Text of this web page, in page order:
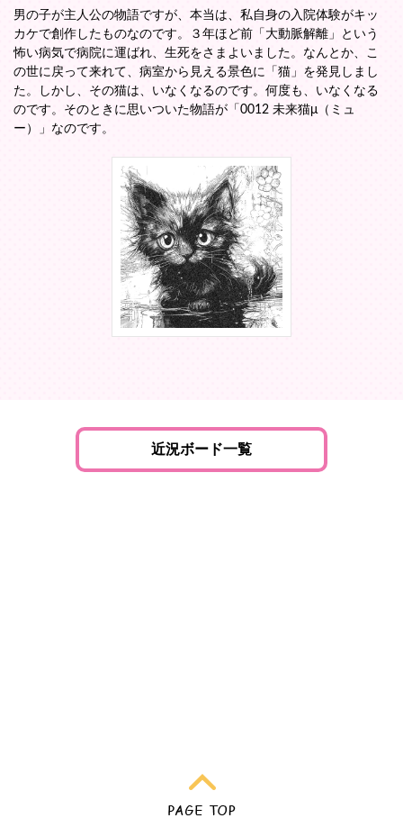
男の子が主人公の物語ですが、本当は、私自身の入院体験がキッ
カケで創作したものなのです。３年ほど前「大動脈解離」という
怖い病気で病院に運ばれ、生死をさまよいました。なんとか、こ
の世に戻って来れて、病室から見える景色に「猫」を発見しまし
た。しかし、その猫は、いなくなるのです。何度も、いなくなる
のです。そのときに思いついた物語が「0012 未来猫μ（ミュ
ー）」なのです。
近況ボード一覧